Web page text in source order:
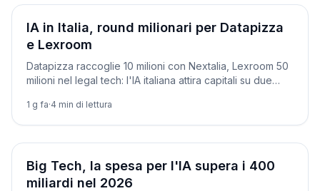
Aziende
IA in Italia, round milionari per Datapizza
e Lexroom
Datapizza raccoglie 10 milioni con Nextalia, Lexroom 50
milioni nel legal tech: l'IA italiana attira capitali su due
1 g fa·4 min di lettura
Aziende
Big Tech, la spesa per l'IA supera i 400
miliardi nel 2026